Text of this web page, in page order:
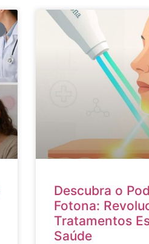
Descubra o
Fotona:
Tratamentos
Saúde